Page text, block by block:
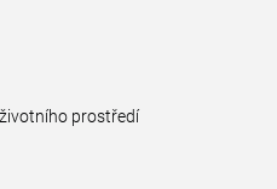
prostředí